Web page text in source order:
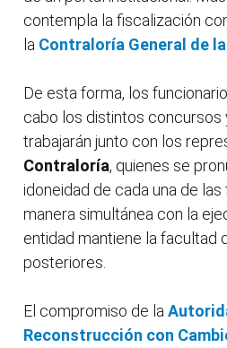
contempla la fiscalización
la Contraloría General de
De esta forma, los
cabo los distintos concursos
trabajarán junto con los
Contraloría, quienes se
idoneidad de cada una de
manera simultánea con la
entidad mantiene la facultad
posteriores.
El compromiso de la
Reconstrucción con